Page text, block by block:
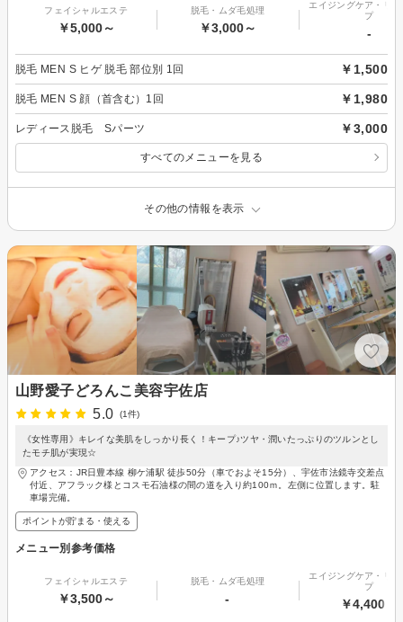
フェイシャルエステ
￥5,000～
脱毛・ムダ毛処理
￥3,000～
エイジングケア・リ
プ
-
脱毛 MEN S ヒゲ 脱毛 部位別 1回 ￥1,500
脱毛 MEN S 顔（首含む）1回 ￥1,980
レディース脱毛 Sパーツ ￥3,000
すべてのメニューを見る
その他の情報を表示
山野愛子どろんこ美容宇佐店
5.0
(1件)
《女性専用》キレイな美肌をしっかり長く！キープ♪ツヤ・潤いたっぷりのツルンとし
たモチ肌が実現☆
アクセス：JR日豊本線 柳ケ浦駅 徒歩50分（車でおよそ15分）、宇佐市法鏡寺交差点
付近、アフラック様とコスモ石油様の間の道を入り約100ｍ。左側に位置します。駐
車場完備。
ポイントが貯まる・使える
メニュー別参考価格
フェイシャルエステ
￥3,500～
脱毛・ムダ毛処理
-
エイジングケア・リ
プ
￥4,400～